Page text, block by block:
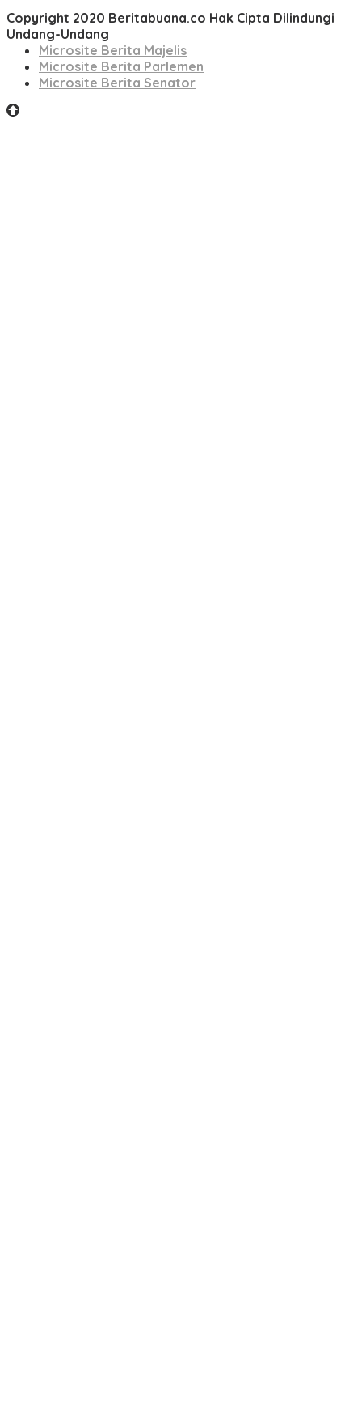
Copyright 2020 Beritabuana.co Hak Cipta Dilindungi
Undang-Undang
Microsite Berita Majelis
Microsite Berita Parlemen
Microsite Berita Senator